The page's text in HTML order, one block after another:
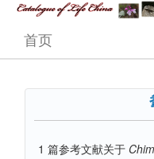
首页
1 篇参考文献关于